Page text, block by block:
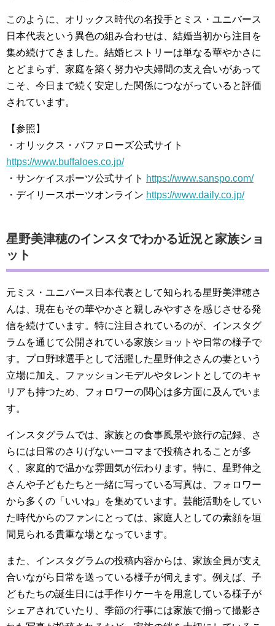
このように、オリックス時代の名投手とミス・ユニバース
日本代表という異色の組み合わせは、結婚当初から注目を
集め続けてきました。結婚ヒストリーは単なる華やかさに
とどまらず、家庭を築く努力や夫婦間の支え合いがあって
こそ、今日まで続く安定した関係につながっていると評価
されています。
【参照】
・オリックス・バファローズ公式サイト
https://www.buffaloes.co.jp/
・サンケイスポーツ公式サイト https://www.sanspo.com/
・デイリースポーツオンライン https://www.daily.co.jp/
星野美津穂のインスタでわかる近況と家族ショ
ット
元ミス・ユニバース日本代表として知られる星野美津穂さ
んは、現在もその華やかさと親しみやすさを感じさせる発
信を続けています。特に注目されているのが、インスタグ
ラムを通じて公開されている家族ショットや日常の様子で
す。プロ野球選手として活躍した星野伸之さんの妻という
立場に加え、ファッションモデルやタレントとしてのキャ
リアも持つため、フォロワーの関心は多方面に及んでいま
す。
インスタグラムでは、家族との食事風景や旅行の記録、さ
らには日常のさりげない一コマまで投稿されることが多
く、家庭的で温かな雰囲気が伝わります。特に、星野伸之
さんや子どもたちと一緒に写っている写真は、フォロワー
から多くの「いいね」を集めています。芸能活動をしてい
た時代からのファンにとっては、家庭人としての素顔を垣
間見られる貴重な場となっています。
また、インスタグラムの投稿内容からは、家族全員が支え
合いながら日常を送っている様子が伺えます。例えば、子
どもたちの誕生日には手作りケーキを用意している様子が
シェアされていたり、季節の行事には家族で揃って撮影さ